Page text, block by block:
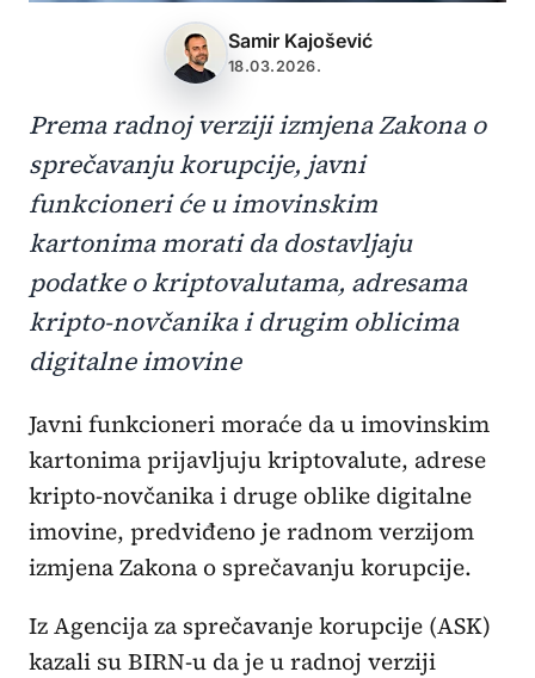
Samir Kajošević
18.03.2026.
Prema radnoj verziji izmjena Zakona o
sprečavanju korupcije, javni
funkcioneri će u imovinskim
kartonima morati da dostavljaju
podatke o kriptovalutama, adresama
kripto-novčanika i drugim oblicima
digitalne imovine
Javni funkcioneri moraće da u imovinskim
kartonima prijavljuju kriptovalute, adrese
kripto-novčanika i druge oblike digitalne
imovine, predviđeno je radnom verzijom
izmjena Zakona o sprečavanju korupcije.
IzAgencija za sprečavanje korupcije (ASK)
kazali su BIRN-u da je u radnoj verziji